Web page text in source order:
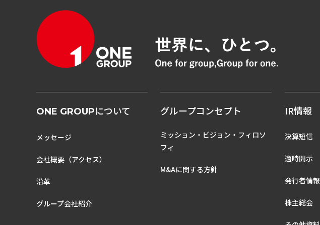
ONE GROUPについて
メッセージ
会社概要（アクセス）
沿革
グループ会社紹介
グループコンセプト
ミッション・ビジョン・フィロソ
フィ
M&Aに関する方針
IR情報
決算短信
適時開示
発行者情報
株主総会